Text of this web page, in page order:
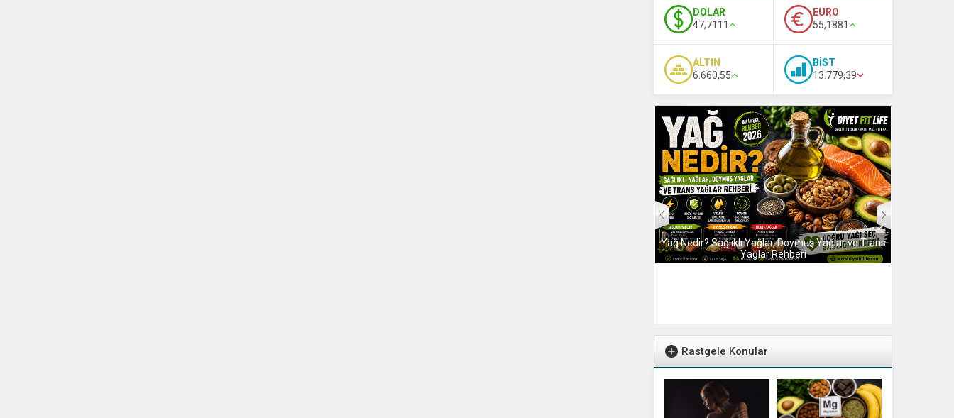
DOLAR
47,7111
EURO
55,1881
ALTIN
6.660,55
BİST
13.779,39
Yağ Nedir? Sağlıklı Yağlar, Doymuş Yağlar ve Trans
Yağlar Rehberi
Rastgele Konular